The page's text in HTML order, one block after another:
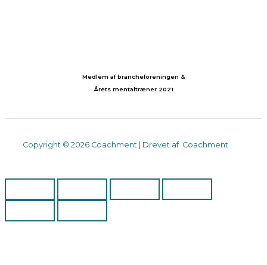
Medlem af brancheforeningen &
Årets mentaltræner 2021
Copyright © 2026 Coachment | Drevet af Coachment